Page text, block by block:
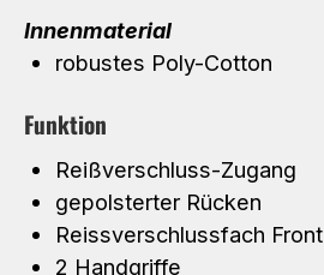
Innenmaterial
robustes Poly-Cotton
Funktion
Reißverschluss-Zugang
gepolsterter Rücken
Reissverschlussfach Front
2 Handgriffe